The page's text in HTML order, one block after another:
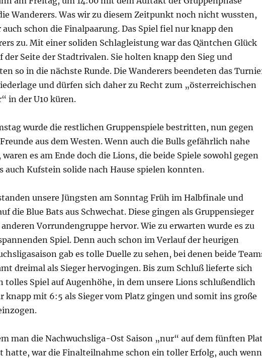
Wanderers. Was wir zu diesem Zeitpunkt noch nicht wussten,
auch schon die Finalpaarung. Das Spiel fiel nur knapp den
zu. Mit einer soliden Schlagleistung war das Qäntchen Glück
der Seite der Stadtrivalen. Sie holten knapp den Sieg und
so in die nächste Runde. Die Wanderers beendeten das
und dürfen sich daher zu Recht zum „österreichischen
in der U10 küren.
wurde die restlichen Gruppenspiele bestritten, nun gegen
aus dem Westen. Wenn auch die Bulls gefährlich nahe
es am Ende doch die Lions, die beide Spiele sowohl gegen
auch Kufstein solide nach Hause spielen konnten.
unsere Jüngsten am Sonntag Früh im Halbfinale und
die Blue Bats aus Schwechat. Diese gingen als Gruppensieger
anderen Vorrundengruppe hervor. Wie zu erwarten wurde es zu
Spiel. Denn auch schon im Verlauf der heurigen
gab es tolle Duelle zu sehen, bei denen beide
dreimal als Sieger hervogingen. Bis zum Schluß lieferte sich
tolles Spiel auf Augenhöhe, in dem unsere Lions schlußendlich
knapp mit 6:5 als Sieger vom Platz gingen und somit ins große
man die Nachwuchsliga-Ost Saison „nur“ auf dem fünften
hatte, war die Finalteilnahme schon ein toller Erfolg, auch wenn